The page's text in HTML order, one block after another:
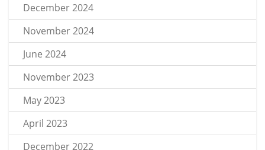
December 2024
November 2024
June 2024
November 2023
May 2023
April 2023
December 2022